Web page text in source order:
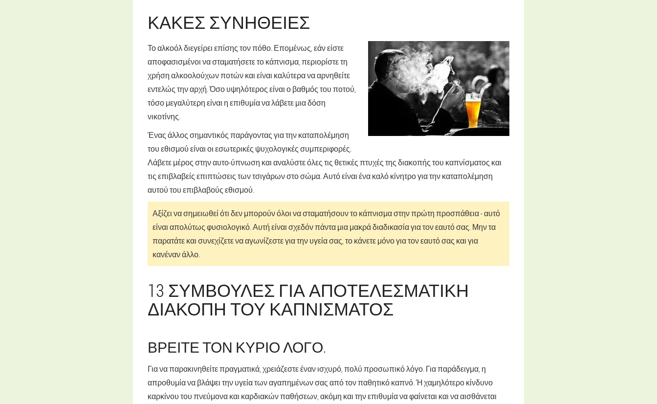
ΚΑΚΈΣ ΣΥΝΉΘΕΙΕΣ
Το αλκοόλ διεγείρει επίσης τον πόθο. Επομένως, εάν είστε
αποφασισμένοι να σταματήσετε το κάπνισμα, περιορίστε τη
χρήση αλκοολούχων ποτών και είναι καλύτερα να αρνηθείτε
εντελώς την αρχή. Όσο υψηλότερος είναι ο βαθμός του ποτού,
τόσο μεγαλύτερη είναι η επιθυμία να λάβετε μια δόση
νικοτίνης.
Ένας άλλος σημαντικός παράγοντας για την καταπολέμηση
του εθισμού είναι οι εσωτερικές ψυχολογικές συμπεριφορές.
Λάβετε μέρος στην αυτο-ύπνωση και αναλύστε όλες τις θετικές πτυχές της διακοπής του καπνίσματος και
τις επιβλαβείς επιπτώσεις των τσιγάρων στο σώμα. Αυτό είναι ένα καλό κίνητρο για την καταπολέμηση
αυτού του επιβλαβούς εθισμού.
Αξίζει να σημειωθεί ότι δεν μπορούν όλοι να σταματήσουν το κάπνισμα στην πρώτη προσπάθεια - αυτό
είναι απολύτως φυσιολογικό. Αυτή είναι σχεδόν πάντα μια μακρά διαδικασία για τον εαυτό σας. Μην τα
παρατάτε και συνεχίζετε να αγωνίζεστε για την υγεία σας, το κάνετε μόνο για τον εαυτό σας και για
κανέναν άλλο.
13 ΣΥΜΒΟΥΛΈΣ ΓΙΑ ΑΠΟΤΕΛΕΣΜΑΤΙΚΉ
ΔΙΑΚΟΠΉ ΤΟΥ ΚΑΠΝΊΣΜΑΤΟΣ
ΒΡΕΊΤΕ ΤΟΝ ΚΎΡΙΟ ΛΌΓΟ.
Για να παρακινηθείτε πραγματικά, χρειάζεστε έναν ισχυρό, πολύ προσωπικό λόγο. Για παράδειγμα, η
απροθυμία να βλάψει την υγεία των αγαπημένων σας από τον παθητικό καπνό. Ή χαμηλότερο κίνδυνο
καρκίνου του πνεύμονα και καρδιακών παθήσεων, ακόμη και την επιθυμία να φαίνεται και να αισθάνεται